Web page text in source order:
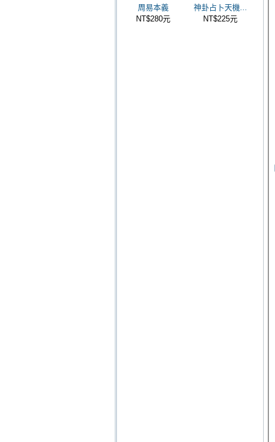
周易本義
NT$280元
神卦占卜天機...
NT$225元